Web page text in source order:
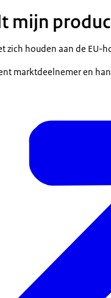
mijn
zich houden aan de EU-
marktdeelnemer en